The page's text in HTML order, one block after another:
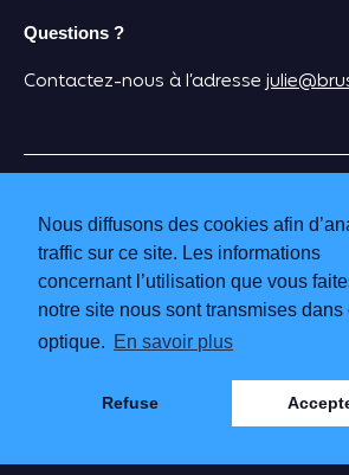
Nous diffusons des cookies afin
traffic sur ce site. Les informations
concernant l’utilisation que vous
notre site nous sont transmises dans
optique. En savoir plus
Refuse
Questions ?
Contactez-nous à l’adresse
BRUSSELS MUSEUMS
BÉNÉVOLES
MUSÉES PARTICIPANTS
POLITIQUE DE